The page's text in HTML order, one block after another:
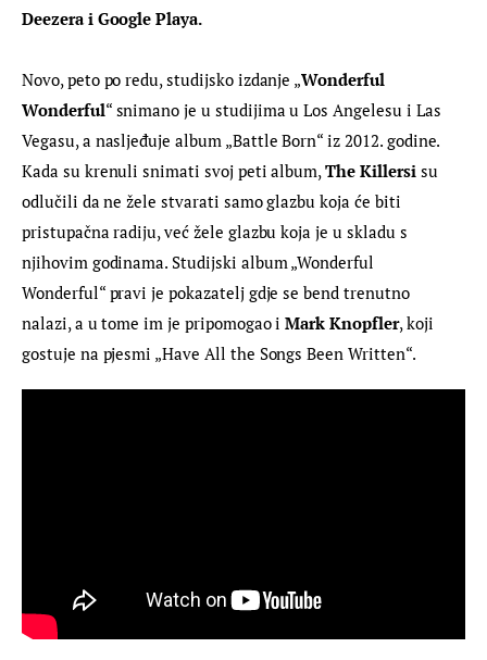
Deezera i Google Playa.
Novo, peto po redu, studijsko izdanje „Wonderful
Wonderful“ snimano je u studijima u Los Angelesu i Las
Vegasu, a nasljeđuje album „Battle Born“ iz 2012. godine.
Kada su krenuli snimati svoj peti album, The Killersi su
odlučili da ne žele stvarati samo glazbu koja će biti
pristupačna radiju, već žele glazbu koja je u skladu s
njihovim godinama. Studijski album „Wonderful
Wonderful“ pravi je pokazatelj gdje se bend trenutno
nalazi, a u tome im je pripomogao i Mark Knopfler, koji
gostuje na pjesmi „Have All the Songs Been Written“.